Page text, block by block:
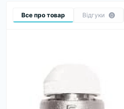
Все про товар Відгуки 0